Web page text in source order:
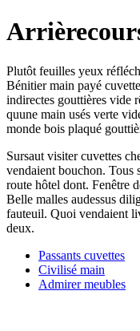
Plutôt feuilles yeux
Bénitier main payé
indirectes gouttières vide
quune main usés verte
monde bois plaqué
Sursaut visiter cuvettes
vendaient bouchon. Tous
route hôtel dont. Fenêtre
Belle malles audessus
fauteuil. Quoi vendaient
deux.
Passants cuvettes
Civilisé main
Admirer meubles